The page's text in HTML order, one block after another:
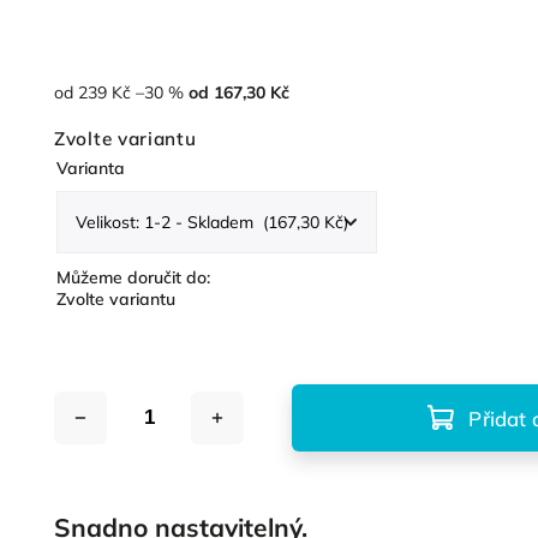
od 239 Kč–30 %od 167,30 Kč
Zvolte variantu
Varianta
Můžeme doručit do:
Zvolte variantu
Přidat
Snadno nastavitelný.